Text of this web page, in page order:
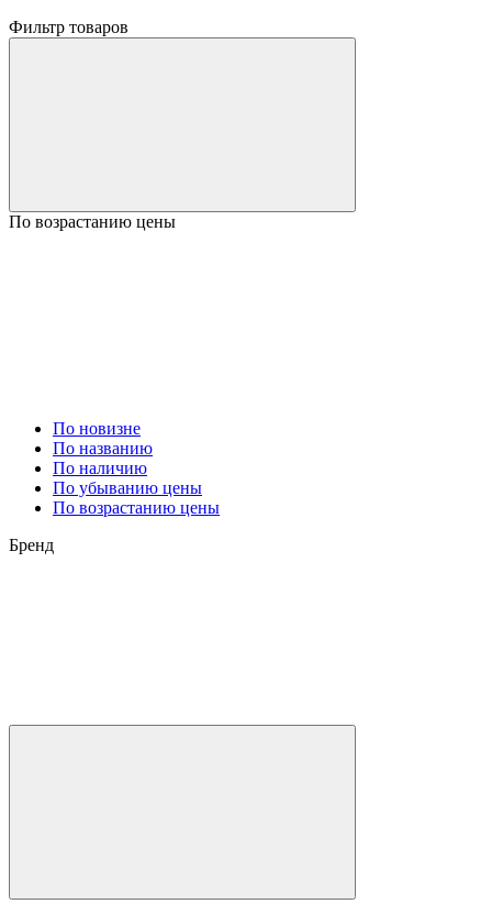
Фильтр товаров
По возрастанию цены
По новизне
По названию
По наличию
По убыванию цены
По возрастанию цены
Бренд